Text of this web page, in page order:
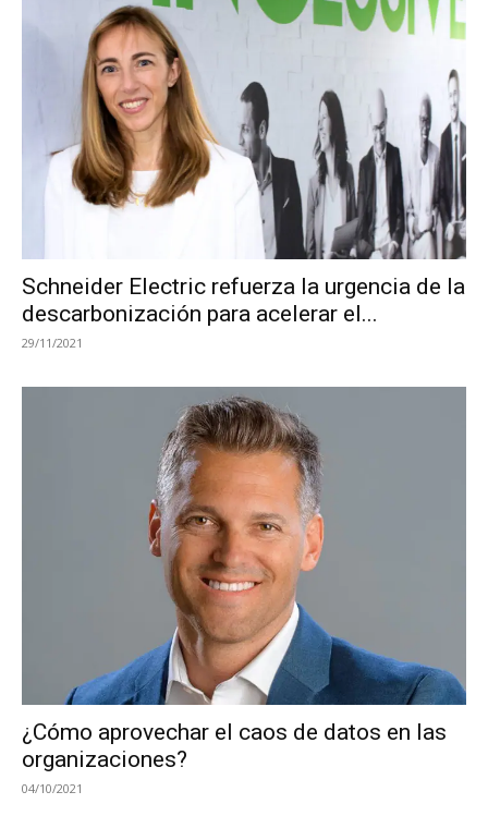
Schneider Electric refuerza la urgencia de la
descarbonización para acelerar el...
29/11/2021
¿Cómo aprovechar el caos de datos en las
organizaciones?
04/10/2021